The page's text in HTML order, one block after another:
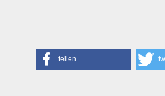
teilen